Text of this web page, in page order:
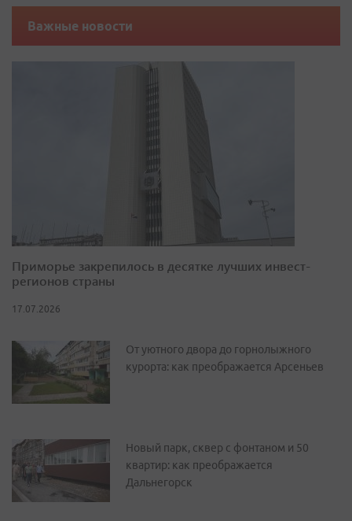
Важные новости
Приморье закрепилось в десятке лучших инвест-
регионов страны
17.07.2026
От уютного двора до горнолыжного
курорта: как преображается Арсеньев
Новый парк, сквер с фонтаном и 50
квартир: как преображается
Дальнегорск